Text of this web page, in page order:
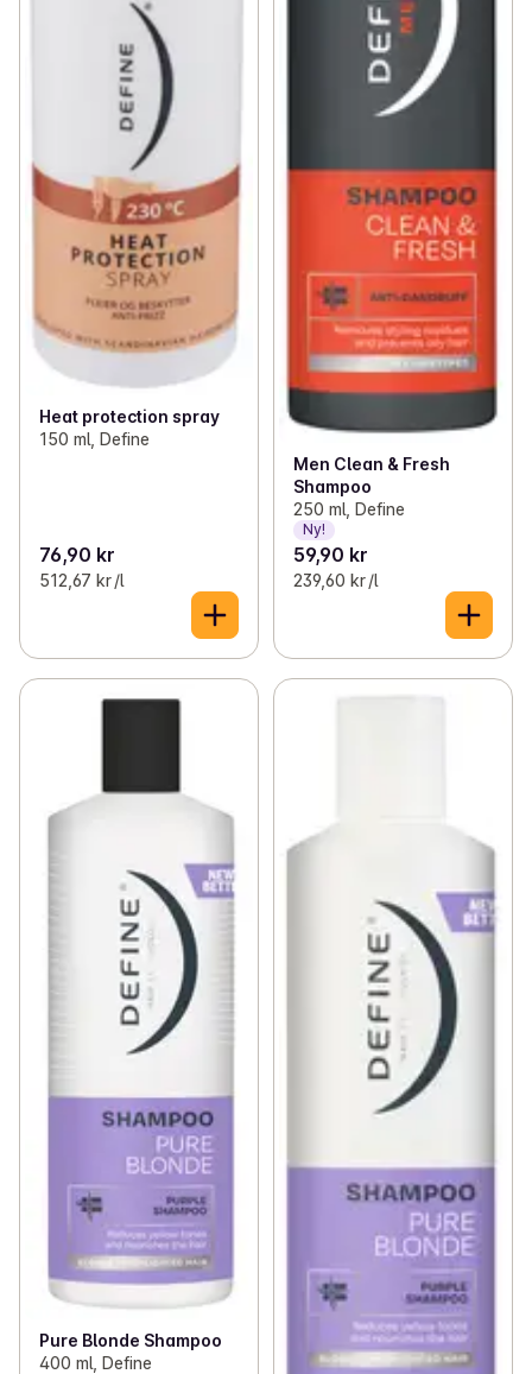
Heat protection spray
150 ml, Define
76,90 kr
512,67 kr /l
Men Clean & Fresh
Shampoo
250 ml, Define
Ny!
59,90 kr
239,60 kr /l
Pure Blonde Shampoo
400 ml, Define